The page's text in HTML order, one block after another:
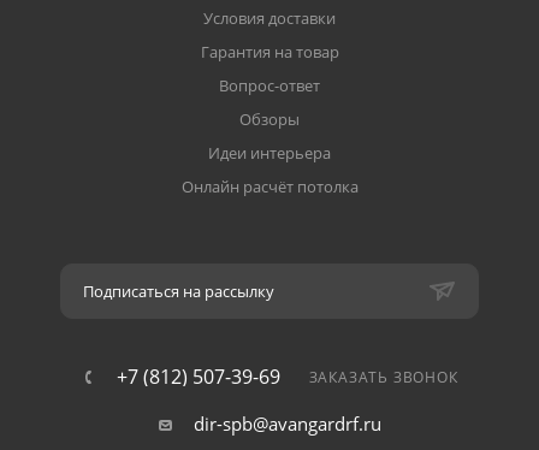
Условия доставки
Гарантия на товар
Вопрос-ответ
Обзоры
Идеи интерьера
Онлайн расчёт потолка
Подписаться на рассылку
+7 (812) 507-39-69 ЗАКАЗАТЬ ЗВОНОК
dir-spb@avangardrf.ru